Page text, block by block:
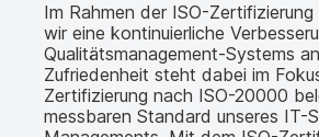
Im Rahmen der ISO-
wir eine kontinuierliche
Qualitätsmanagement-Systems
Zufriedenheit steht dabei im
Zertifizierung nach ISO-20000
messbaren Standard unseres IT-